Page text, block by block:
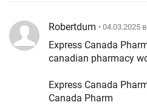
Robertdum • 04.03.2025
Express Canada
canadian pharmacy
Express Canada
Canada Pharm